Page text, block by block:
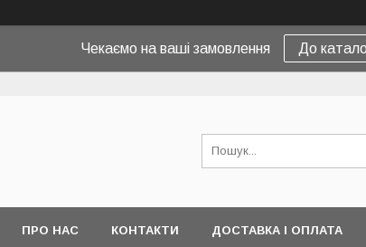
Чекаємо на ваші замовлення До
ПРО НАС КОНТАКТИ ДОСТАВКА І ОПЛАТА